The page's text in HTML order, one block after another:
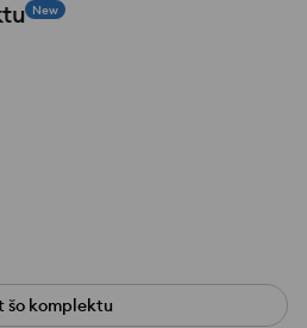
New
šo komplektu